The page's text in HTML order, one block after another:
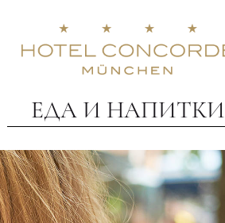
ЕДА И НАПИТКИ